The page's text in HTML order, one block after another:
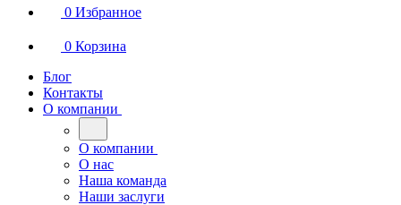
0 Избранное
0 Корзина
Блог
Контакты
О компании
О компании
О нас
Наша команда
Наши заслуги